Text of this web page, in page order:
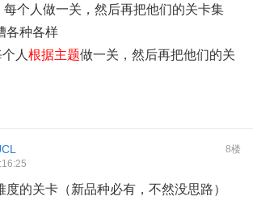
每个人做一关，然后再把他们的关卡集
各种各样
人 根据主题做一关，然后再把他们的关
8楼
的关卡（新品种必有，不然没思路）